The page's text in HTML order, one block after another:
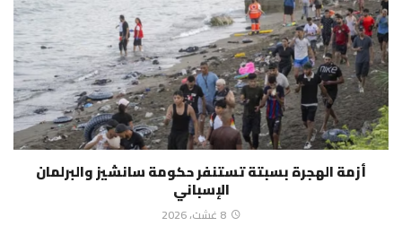
أزمة الهجرة بسبتة تستنفر حكومة سانشيز والبرلمان
الإسباني
8 غشت، 2026